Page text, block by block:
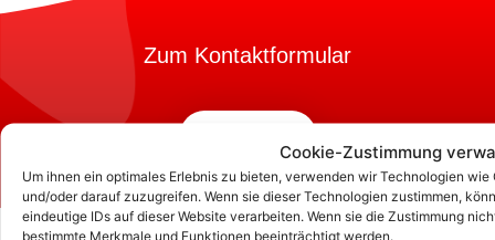
Cookie-Zustimmung
Um ihnen ein optimales Erlebnis zu bieten, verwenden wir Technologien
und/oder darauf zuzugreifen. Wenn sie dieser Technologien zustimmen,
eindeutige IDs auf dieser Website verarbeiten. Wenn sie die Zustimmung
bestimmte Merkmale und Funktionen beeinträchtigt werden.
Zum Kontaktformular